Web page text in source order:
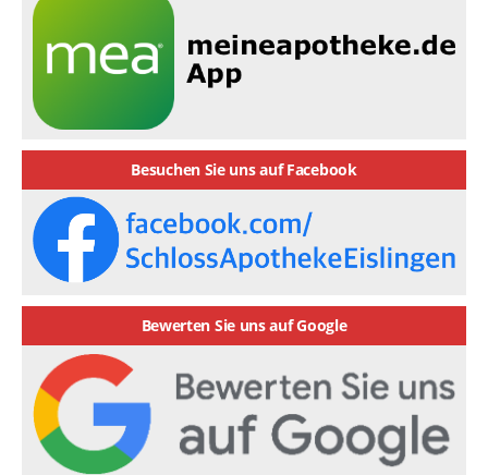
Besuchen Sie uns auf Facebook
Bewerten Sie uns auf Google